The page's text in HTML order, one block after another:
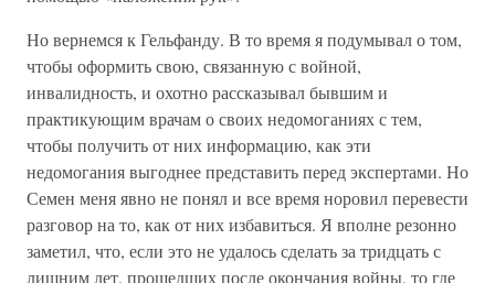
Но вернемся к Гельфанду. В то время я подумывал о том,
чтобы оформить свою, связанную с войной,
инвалидность, и охотно рассказывал бывшим и
практикующим врачам о своих недомоганиях с тем,
чтобы получить от них информацию, как эти
недомогания выгоднее представить перед экспертами. Но
Семен меня явно не понял и все время норовил перевести
разговор на то, как от них избавиться. Я вполне резонно
заметил, что, если это не удалось сделать за тридцать с
лишним лет, прошедших после окончания войны, то где